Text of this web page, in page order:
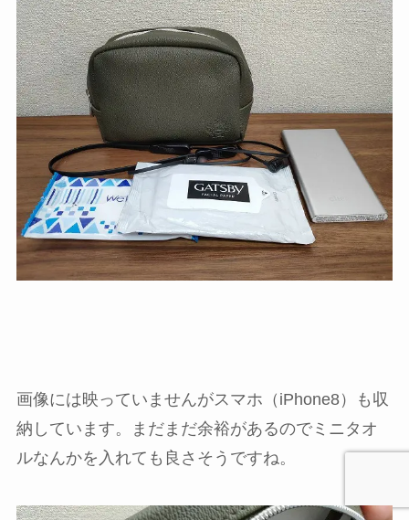
画像には映っていませんがスマホ（iPhone8）も収
納しています。まだまだ余裕があるのでミニタオ
ルなんかを入れても良さそうですね。